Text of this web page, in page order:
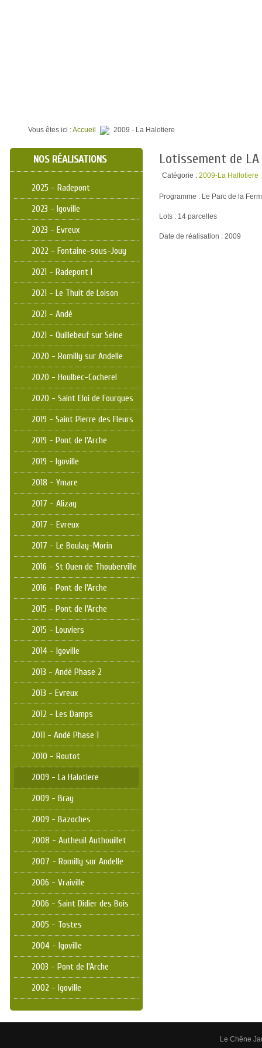
Vous êtes ici :Accueil 2009 - La Halotiere
Lotissement de LA
Catégorie : 2009-La Hallotiere
Programme : Le Parc de la
Lots : 14 parcelles
Date de réalisation : 2009
NOS RÉALISATIONS
2025 - Radepont
2023 - Igoville
2023 - Evreux
2022 - Fontaine-sous-Jouy
2021 - Radepont I
2021 - Le Thuit de Loison
2021 - Andé
2021 - Quillebeuf sur Seine
2020 - Romilly sur Andelle
2020 - Houlbec-Cocherel
2020 - Saint Eloi de Fourques
2019 - Saint Pierre des Fleurs
2019 - Pont de l'Arche
2019 - Igoville
2018 - Ymare
2017 - Alizay
2017 - Evreux
2017 - Le Boulay-Morin
2016 - St Ouen de Thouberville
2016 - Pont de l'Arche
2015 - Pont de l'Arche
2015 - Louviers
2014 - Igoville
2013 - Andé Phase 2
2013 - Evreux
2012 - Les Damps
2011 - Andé Phase 1
2010 - Routot
2009 - La Halotiere
2009 - Bray
2009 - Bazoches
2008 - Autheuil Authouillet
2007 - Romilly sur Andelle
2006 - Vraiville
2006 - Saint Didier des Bois
2005 - Tostes
2004 - Igoville
2003 - Pont de l'Arche
2002 - Igoville
Le Chêne